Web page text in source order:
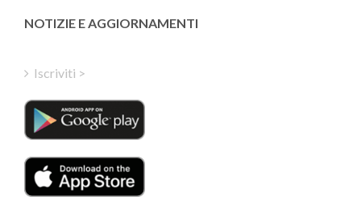
NOTIZIE E AGGIORNAMENTI
Iscriviti >